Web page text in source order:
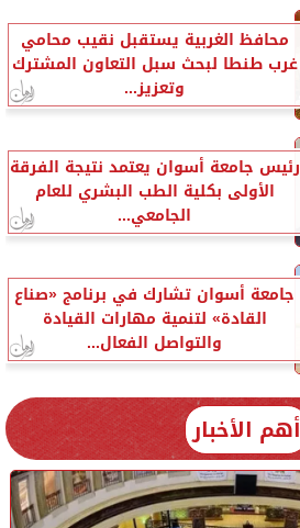
محافظ الغربية يستقبل نقيب محامي
غرب طنطا لبحث سبل التعاون المشترك
وتعزيز...
رئيس جامعة أسوان يعتمد نتيجة الفرقة
الأولى بكلية الطب البشري للعام
الجامعي...
جامعة أسوان تشارك في برنامج «صناع
القادة» لتنمية مهارات القيادة
والتواصل الفعال...
أهم الأخبار